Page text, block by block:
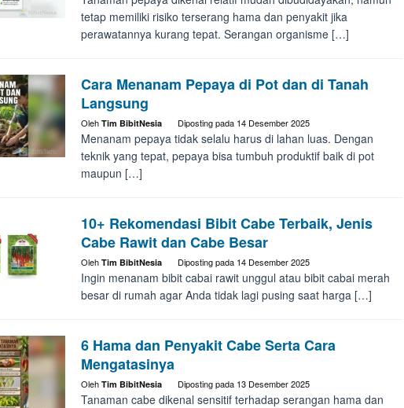
tetap memiliki risiko terserang hama dan penyakit jika
perawatannya kurang tepat. Serangan organisme […]
Cara Menanam Pepaya di Pot dan di Tanah
Langsung
Oleh Tim BibitNesia Diposting pada 14 Desember 2025
Menanam pepaya tidak selalu harus di lahan luas. Dengan
teknik yang tepat, pepaya bisa tumbuh produktif baik di pot
maupun […]
10+ Rekomendasi Bibit Cabe Terbaik, Jenis
Cabe Rawit dan Cabe Besar
Oleh Tim BibitNesia Diposting pada 14 Desember 2025
Ingin menanam bibit cabai rawit unggul atau bibit cabai merah
besar di rumah agar Anda tidak lagi pusing saat harga […]
6 Hama dan Penyakit Cabe Serta Cara
Mengatasinya
Oleh Tim BibitNesia Diposting pada 13 Desember 2025
Tanaman cabe dikenal sensitif terhadap serangan hama dan